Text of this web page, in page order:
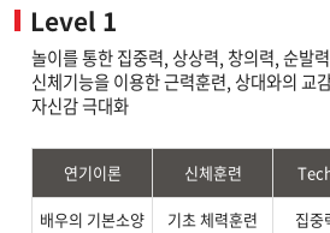
Level 1
놀이를 통한 집중력, 상상력, 창의력, 순발
신체기능을 이용한 근력훈련, 상대와의 교
자신감 극대화
연기이론 신체훈련
배우의 기본소양 기초 체력훈련 집중